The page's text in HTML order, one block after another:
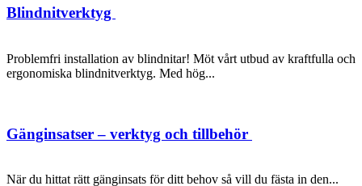
Blindnitverktyg
Problemfri installation av blindnitar! Möt vårt utbud av kraftfulla och
ergonomiska blindnitverktyg. Med hög...
Gänginsatser – verktyg och tillbehör
När du hittat rätt gänginsats för ditt behov så vill du fästa in den...